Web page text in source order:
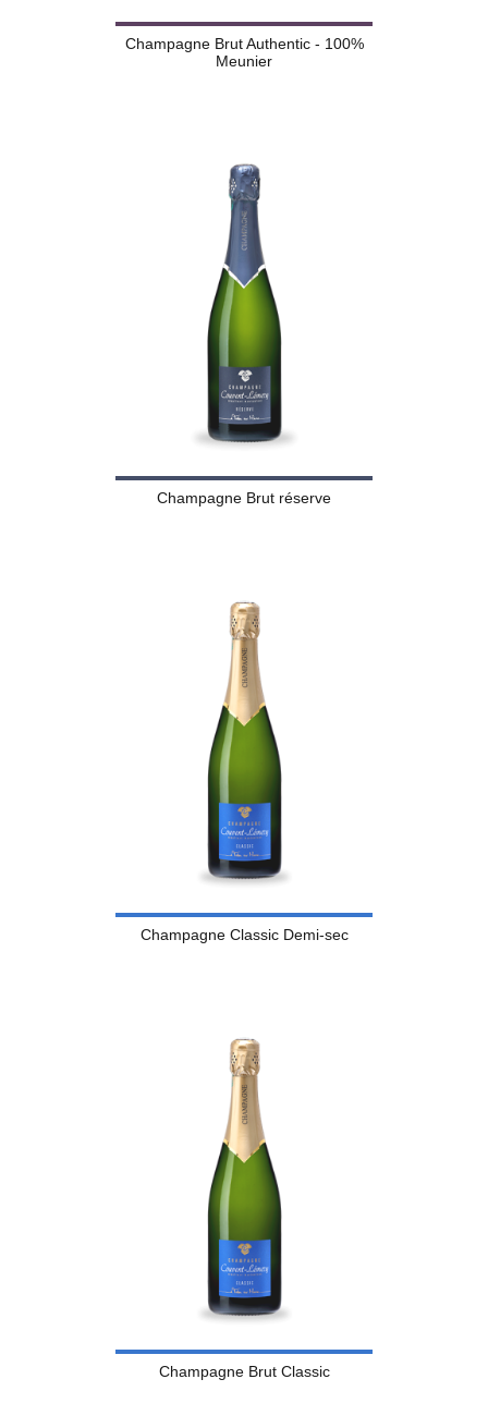
Champagne Brut Authentic - 100%
Meunier
Champagne Brut réserve
Champagne Classic Demi-sec
Champagne Brut Classic